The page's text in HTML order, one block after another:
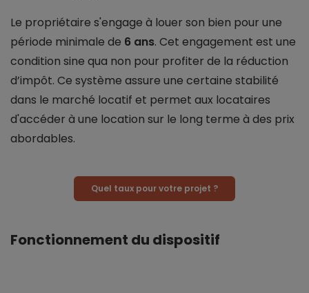
Le propriétaire s'engage à louer son bien pour une
période minimale de 6 ans. Cet engagement est une
condition sine qua non pour profiter de la réduction
d’impôt. Ce système assure une certaine stabilité
dans le marché locatif et permet aux locataires
d'accéder à une location sur le long terme à des prix
abordables.
Quel taux pour votre projet ?
Fonctionnement du dispositif